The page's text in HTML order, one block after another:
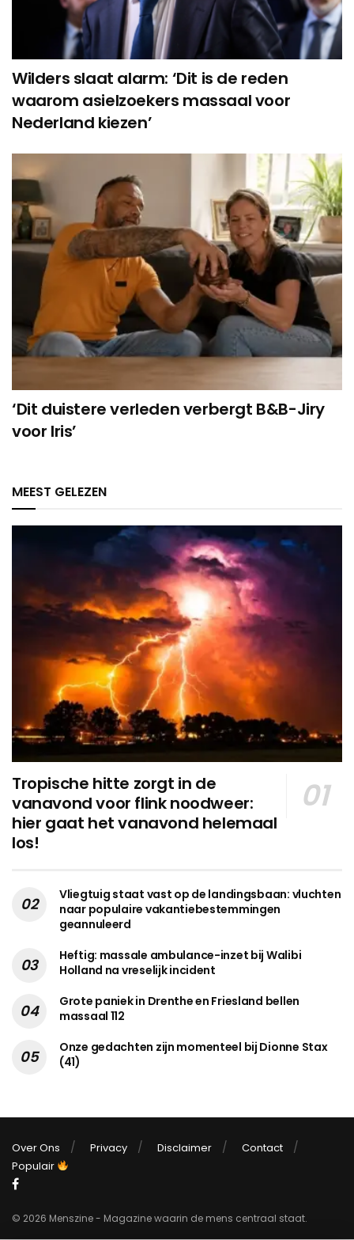
Wilders slaat alarm: ‘Dit is de reden
waarom asielzoekers massaal voor
Nederland kiezen’
‘Dit duistere verleden verbergt B&B-Jiry
voor Iris’
MEEST GELEZEN
Tropische hitte zorgt in de
vanavond voor flink noodweer:
hier gaat het vanavond helemaal
los!
Vliegtuig staat vast op de landingsbaan: vluchten
naar populaire vakantiebestemmingen
geannuleerd
Heftig: massale ambulance-inzet bij Walibi
Holland na vreselijk incident
Grote paniek in Drenthe en Friesland bellen
massaal 112
Onze gedachten zijn momenteel bij Dionne Stax
(41)
Over Ons Privacy Disclaimer
Contact
Populair
© 2026 Menszine - Magazine waarin de mens centraal staat.